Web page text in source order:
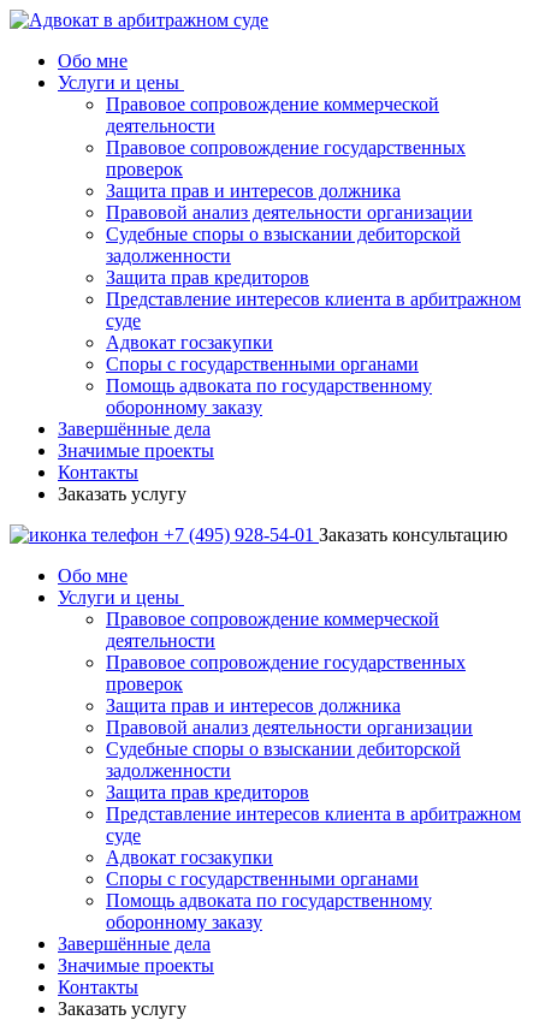
Обо мне
Услуги и цены
Правовое сопровождение коммерческой
деятельности
Правовое сопровождение государственных
проверок
Защита прав и интересов должника
Правовой анализ деятельности организации
Судебные споры о взыскании дебиторской
задолженности
Защита прав кредиторов
Представление интересов клиента в арбитражном
суде
Адвокат госзакупки
Споры с государственными органами
Помощь адвоката по государственному
оборонному заказу
Завершённые дела
Значимые проекты
Контакты
Заказать услугу
+7 (495) 928-54-01 Заказать консультацию
Обо мне
Услуги и цены
Правовое сопровождение коммерческой
деятельности
Правовое сопровождение государственных
проверок
Защита прав и интересов должника
Правовой анализ деятельности организации
Судебные споры о взыскании дебиторской
задолженности
Защита прав кредиторов
Представление интересов клиента в арбитражном
суде
Адвокат госзакупки
Споры с государственными органами
Помощь адвоката по государственному
оборонному заказу
Завершённые дела
Значимые проекты
Контакты
Заказать услугу